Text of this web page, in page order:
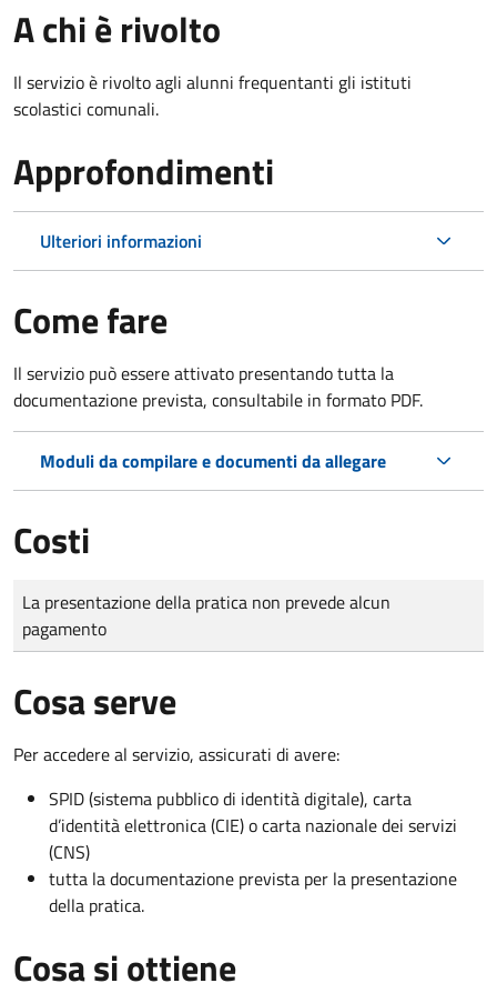
A chi è rivolto
Il servizio è rivolto agli alunni frequentanti gli istituti
scolastici comunali.
Approfondimenti
Ulteriori informazioni
Come fare
Il servizio può essere attivato presentando tutta la
documentazione prevista, consultabile in formato PDF.
Moduli da compilare e documenti da allegare
Costi
Tipo di pagamento
Importo
La presentazione della pratica non prevede alcun
pagamento
Cosa serve
Per accedere al servizio, assicurati di avere:
SPID (sistema pubblico di identità digitale), carta
d’identità elettronica (CIE) o carta nazionale dei servizi
(CNS)
tutta la documentazione prevista per la presentazione
della pratica.
Cosa si ottiene